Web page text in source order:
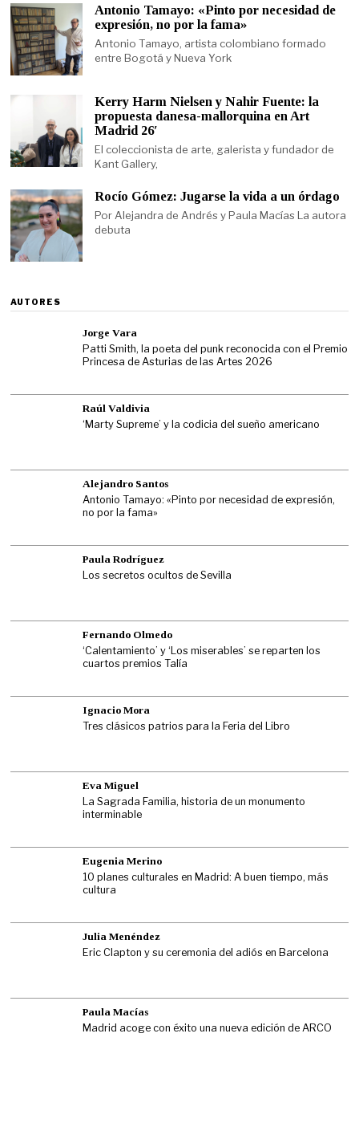
Antonio Tamayo: «Pinto por necesidad de
expresión, no por la fama»
Antonio Tamayo, artista colombiano formado
entre Bogotá y Nueva York
Kerry Harm Nielsen y Nahir Fuente: la
propuesta danesa-mallorquina en Art
Madrid 26′
El coleccionista de arte, galerista y fundador de
Kant Gallery,
Rocío Gómez: Jugarse la vida a un órdago
Por Alejandra de Andrés y Paula Macías La autora
debuta
AUTORES
Jorge Vara
Patti Smith, la poeta del punk reconocida con el Premio
Princesa de Asturias de las Artes 2026
Raúl Valdivia
‘Marty Supreme’ y la codicia del sueño americano
Alejandro Santos
Antonio Tamayo: «Pinto por necesidad de expresión,
no por la fama»
Paula Rodríguez
Los secretos ocultos de Sevilla
Fernando Olmedo
‘Calentamiento’ y ‘Los miserables’ se reparten los
cuartos premios Talía
Ignacio Mora
Tres clásicos patrios para la Feria del Libro
Eva Miguel
La Sagrada Familia, historia de un monumento
interminable
Eugenia Merino
10 planes culturales en Madrid: A buen tiempo, más
cultura
Julia Menéndez
Eric Clapton y su ceremonia del adiós en Barcelona
Paula Macías
Madrid acoge con éxito una nueva edición de ARCO